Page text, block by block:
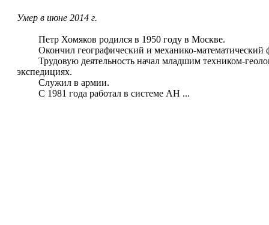
Умер в июне 2014 г.
Петр Хомяков родился в 1950 году в Москве.
Окончил географический и механико-математический
Трудовую деятельность начал младшим техником-
экспедициях.
Служил в армии.
С 1981 года работал в системе АН ...